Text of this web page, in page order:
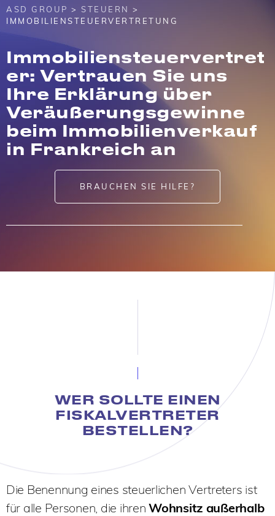
ASD GROUP > STEUERN >
IMMOBILIENSTEUERVERTRETUNG
Immobiliensteuervertret
er: Vertrauen Sie uns
Ihre Erklärung über
Veräußerungsgewinne
beim Immobilienverkauf
in Frankreich an
BRAUCHEN SIE HILFE?
WER SOLLTE EINEN
FISKALVERTRETER
BESTELLEN?
Die Benennung eines steuerlichen Vertreters ist
für alle Personen, die ihrenWohnsitz außerhalb